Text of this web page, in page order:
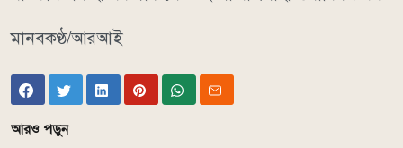
মানবকণ্ঠ/আরআই
আরও পড়ুন